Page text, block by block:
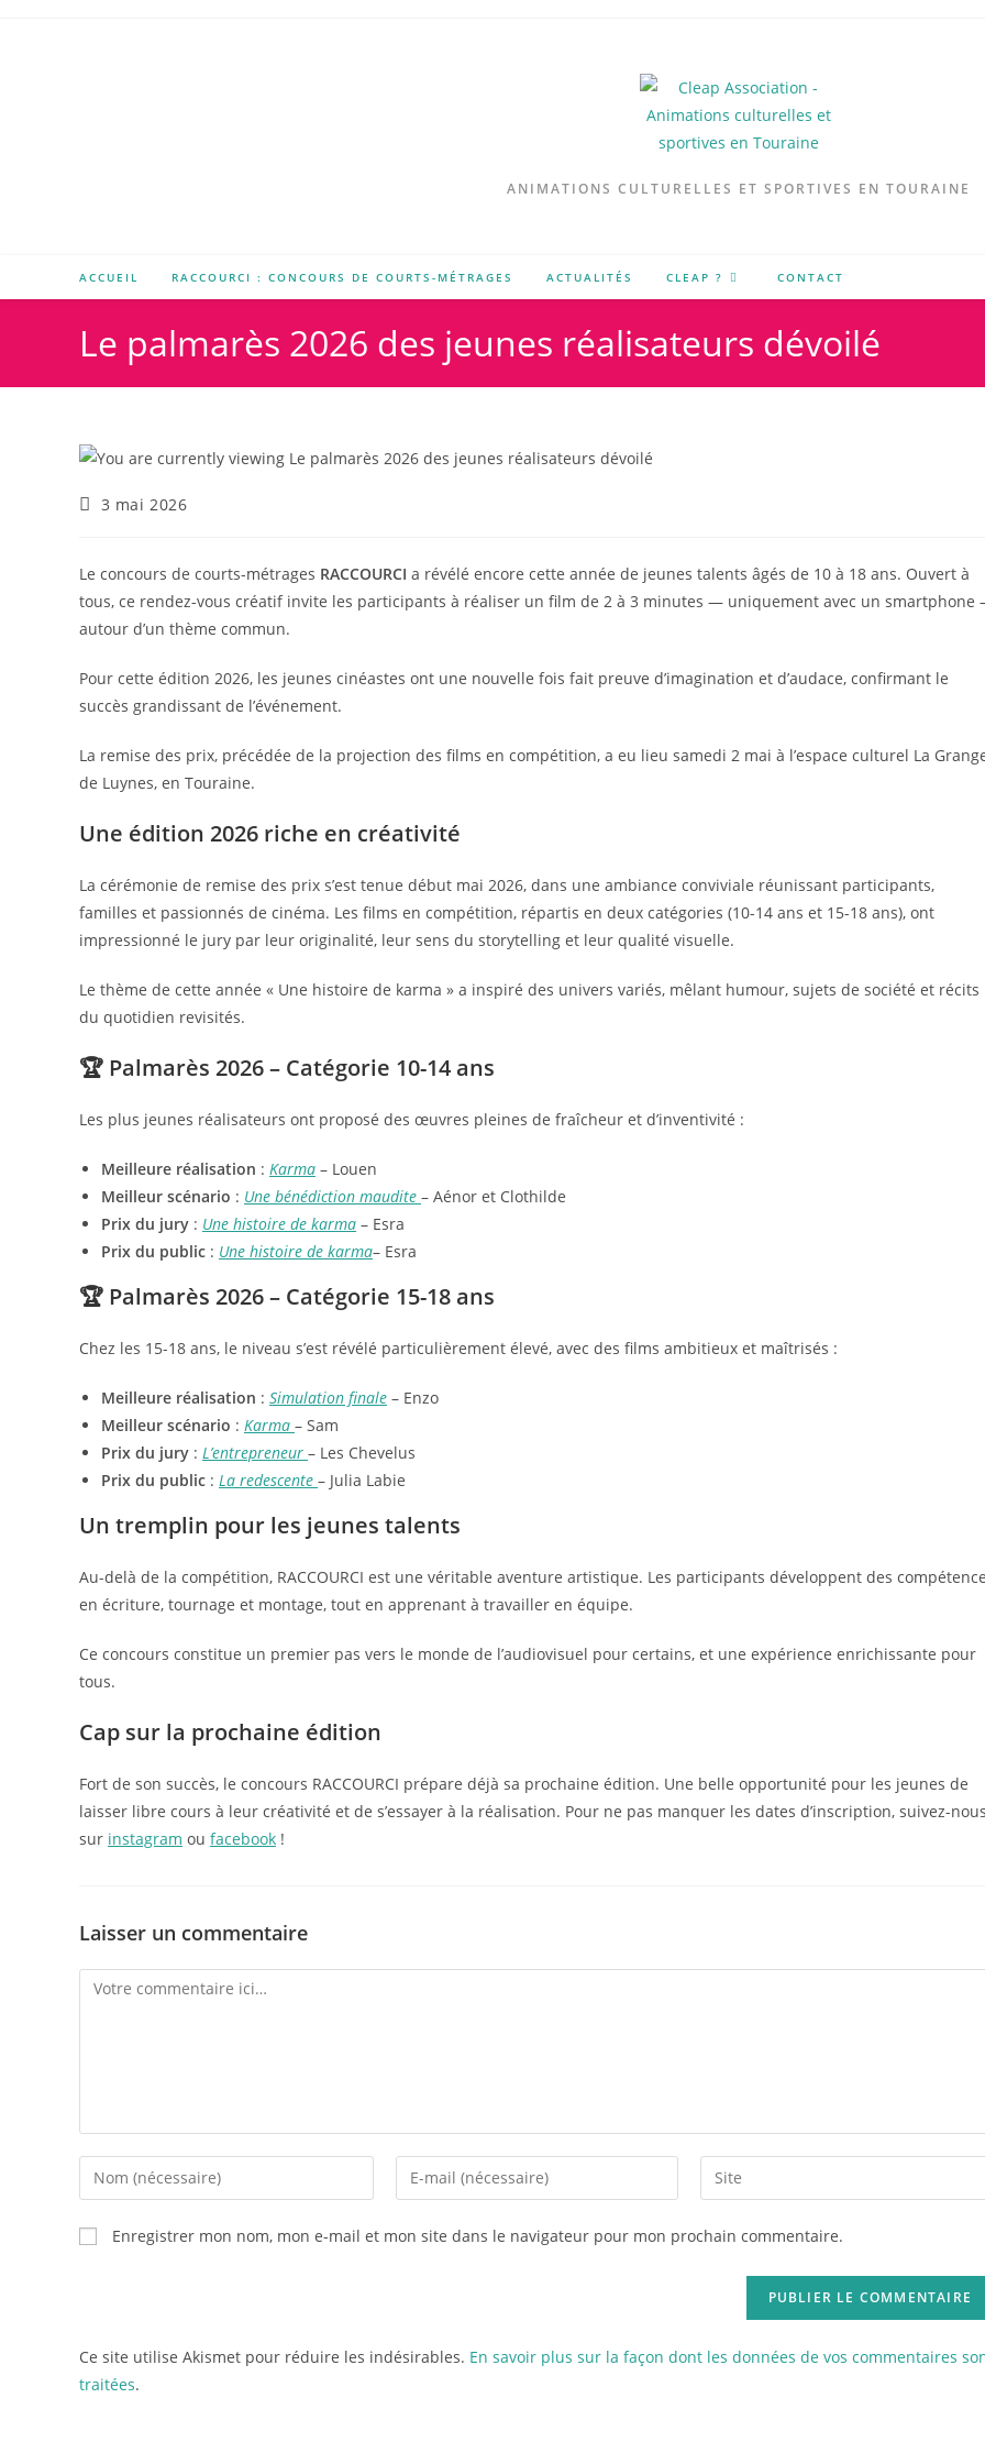
ANIMATIONS CULTURELLES ET SPORTIVES EN TOURAINE
ACCUEIL RACCOURCI : CONCOURS DE COURTS-MÉTRAGES ACTUALITÉS CLEAP ? CONTACT
Le palmarès 2026 des jeunes réalisateurs dévoilé
3 mai 2026
Le concours de courts-métrages RACCOURCI a révélé encore cette année de jeunes talents âgés de 10 à 18 ans. Ouvert à
tous, ce rendez-vous créatif invite les participants à réaliser un film de 2 à 3 minutes — uniquement avec un smartphone
autour d’un thème commun.
Pour cette édition 2026, les jeunes cinéastes ont une nouvelle fois fait preuve d’imagination et d’audace, confirmant le
succès grandissant de l’événement.
La remise des prix, précédée de la projection des films en compétition, a eu lieu samedi 2 mai à l’espace culturel La
de Luynes, en Touraine.
Une édition 2026 riche en créativité
La cérémonie de remise des prix s’est tenue début mai 2026, dans une ambiance conviviale réunissant participants,
familles et passionnés de cinéma. Les films en compétition, répartis en deux catégories (10-14 ans et 15-18 ans), ont
impressionné le jury par leur originalité, leur sens du storytelling et leur qualité visuelle.
Le thème de cette année « Une histoire de karma » a inspiré des univers variés, mêlant humour, sujets de société et récits
du quotidien revisités.
🏆 Palmarès 2026 – Catégorie 10-14 ans
Les plus jeunes réalisateurs ont proposé des œuvres pleines de fraîcheur et d’inventivité :
Meilleure réalisation : Karma – Louen
Meilleur scénario : Une bénédiction maudite – Aénor et Clothilde
Prix du jury : Une histoire de karma – Esra
Prix du public : Une histoire de karma– Esra
🏆 Palmarès 2026 – Catégorie 15-18 ans
Chez les 15-18 ans, le niveau s’est révélé particulièrement élevé, avec des films ambitieux et maîtrisés :
Meilleure réalisation : Simulation finale – Enzo
Meilleur scénario : Karma – Sam
Prix du jury : L’entrepreneur – Les Chevelus
Prix du public : La redescente – Julia Labie
Un tremplin pour les jeunes talents
Au-delà de la compétition, RACCOURCI est une véritable aventure artistique. Les participants développent des
en écriture, tournage et montage, tout en apprenant à travailler en équipe.
Ce concours constitue un premier pas vers le monde de l’audiovisuel pour certains, et une expérience enrichissante pour
tous.
Cap sur la prochaine édition
Fort de son succès, le concours RACCOURCI prépare déjà sa prochaine édition. Une belle opportunité pour les jeunes de
laisser libre cours à leur créativité et de s’essayer à la réalisation. Pour ne pas manquer les dates d’inscription, suivez-
sur instagram ou facebook !
Laisser un commentaire
Enregistrer mon nom, mon e-mail et mon site dans le navigateur pour mon prochain commentaire.
Ce site utilise Akismet pour réduire les indésirables. En savoir plus sur la façon dont les données de vos commentaires
traitées.